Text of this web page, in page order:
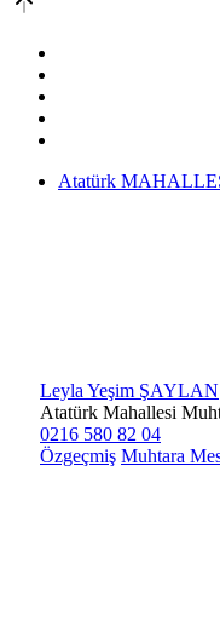
Atatürk
Leyla Yeşim ŞAYLAN
Atatürk Mahallesi
0216 580 82 04
Özgeçmiş Muhtara